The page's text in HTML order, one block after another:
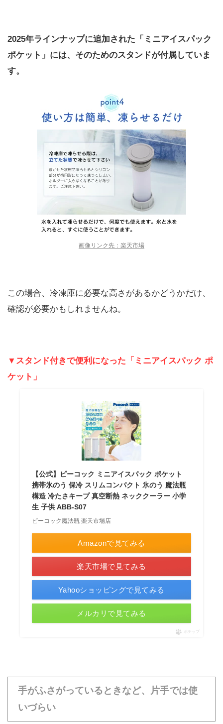
2025年ラインナップに追加された「ミニアイスパック
ポケット」には、そのためのスタンドが付属していま
す。
画像リンク先：楽天市場
この場合、冷凍庫に必要な高さがあるかどうかだけ、
確認が必要かもしれませんね。
▼スタンド付きで便利になった「ミニアイスパック ポ
ケット」
【公式】ピーコック ミニアイスパック ポケット
携帯氷のう 保冷 スリムコンパクト 氷のう 魔法瓶
構造 冷たさキープ 真空断熱 ネッククーラー 小学
生 子供 ABB-S07
ピーコック魔法瓶 楽天市場店
Amazonで見てみる
楽天市場で見てみる
Yahooショッピングで見てみる
メルカリで見てみる
ポチップ
手がふさがっているときなど、片手では使
いづらい